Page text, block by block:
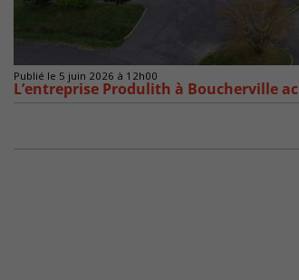
Publié le 5 juin 2026 à 12h00
L’entreprise Produlith à Boucherville